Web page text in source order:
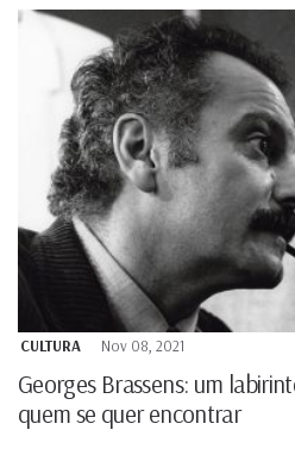
CULTURA Nov 08, 2021
Georges Brassens: um
quem se quer encontrar